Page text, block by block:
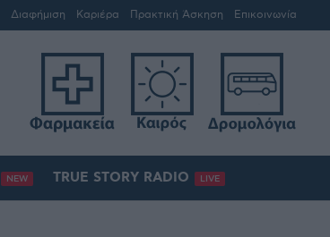
Διαφήμιση Καριέρα Πρακτική Άσκηση Επικοινωνία
NEW TRUE STORY RADIO LIVE